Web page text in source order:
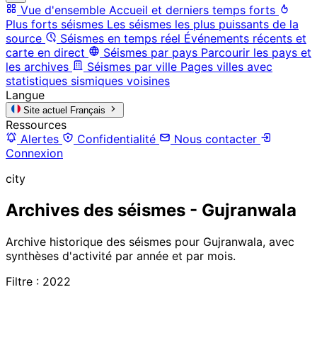
Vue d'ensemble Accueil et derniers temps forts
Plus forts séismes Les séismes les plus puissants de la
source
Séismes en temps réel Événements récents et
carte en direct
Séismes par pays Parcourir les pays et
les archives
Séismes par ville Pages villes avec
statistiques sismiques voisines
Langue
Site actuel Français
Ressources
Alertes
Confidentialité
Nous contacter
Connexion
city
Archives des séismes - Gujranwala
Archive historique des séismes pour Gujranwala, avec
synthèses d'activité par année et par mois.
Filtre : 2022